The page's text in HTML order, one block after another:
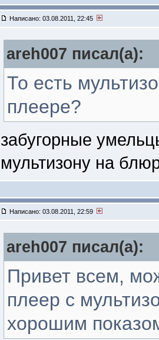
Написано: 03.08.2011, 22:45
areh007 писал(a):
То есть
плеере?
забугорные
мультизону на
Написано: 03.08.2011, 22:59
areh007 писал(a):
Привет всем,
плеер с
хорошим